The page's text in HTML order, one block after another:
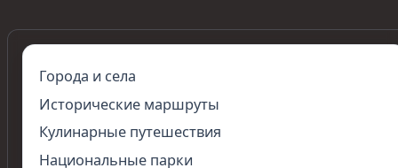
Города и села
Исторические маршруты
Кулинарные путешествия
Национальные парки